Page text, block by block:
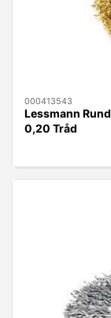
000413543
Lessmann
0,20 Tråd